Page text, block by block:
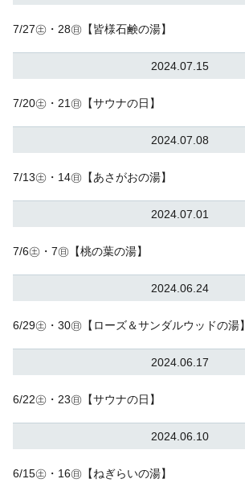
7/27㊏・28㊐【皆様石鹸の湯】
2024.07.15
7/20㊏・21㊐【サウナの日】
2024.07.08
7/13㊏・14㊐【あさがおの湯】
2024.07.01
7/6㊏・7㊐【桃の葉の湯】
2024.06.24
6/29㊏・30㊐【ローズ＆サンダルウッドの湯】
2024.06.17
6/22㊏・23㊐【サウナの日】
2024.06.10
6/15㊏・16㊐【ねぎらいの湯】